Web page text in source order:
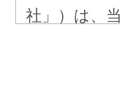
社」）は、
ある「語学
（以下、「